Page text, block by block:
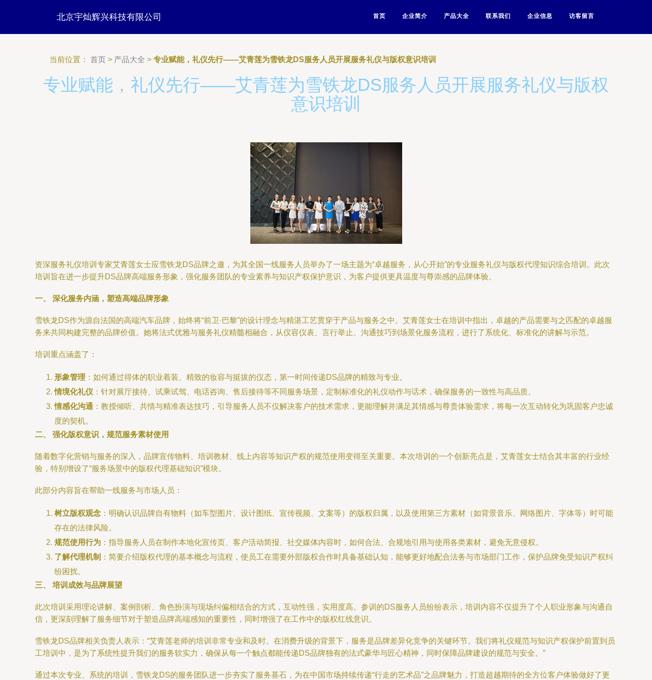
北京宇灿辉兴科技有限公司 首页 企业简介 产品大全 联系我们 企业信息 访客留言
当前位置： 首页 > 产品大全 > 专业赋能，礼仪先行——艾青莲为雪铁龙DS服务人员开展服务礼仪与版权意识培训
专业赋能，礼仪先行——艾青莲为雪铁龙DS服务人员开展服务礼仪与版权
意识培训
资深服务礼仪培训专家艾青莲女士应雪铁龙DS品牌之邀，为其全国一线服务人员举办了一场主题为“卓越服务，从心开始”的专业服务礼仪与版权代理知识综合培训。此次
培训旨在进一步提升DS品牌高端服务形象，强化服务团队的专业素养与知识产权保护意识，为客户提供更具温度与尊崇感的品牌体验。
一、 深化服务内涵，塑造高端品牌形象
雪铁龙DS作为源自法国的高端汽车品牌，始终将“前卫·巴黎”的设计理念与精湛工艺贯穿于产品与服务之中。艾青莲女士在培训中指出，卓越的产品需要与之匹配的卓越服
务来共同构建完整的品牌价值。她将法式优雅与服务礼仪精髓相融合，从仪容仪表、言行举止、沟通技巧到场景化服务流程，进行了系统化、标准化的讲解与示范。
培训重点涵盖了：
形象管理 ：如何通过得体的职业着装、精致的妆容与挺拔的仪态，第一时间传递DS品牌的精致与专业。
情境化礼仪 ：针对展厅接待、试乘试驾、电话咨询、售后接待等不同服务场景，定制标准化的礼仪动作与话术，确保服务的一致性与高品质。
情感化沟通 ：教授倾听、共情与精准表达技巧，引导服务人员不仅解决客户的技术需求，更能理解并满足其情感与尊贵体验需求，将每一次互动转化为巩固客户忠诚
度的契机。
二、 强化版权意识，规范服务素材使用
随着数字化营销与服务的深入，品牌宣传物料、培训教材、线上内容等知识产权的规范使用变得至关重要。本次培训的一个创新亮点是，艾青莲女士结合其丰富的行业经
验，特别增设了“服务场景中的版权代理基础知识”模块。
此部分内容旨在帮助一线服务与市场人员：
树立版权观念 ：明确认识品牌自有物料（如车型图片、设计图纸、宣传视频、文案等）的版权归属，以及使用第三方素材（如背景音乐、网络图片、字体等）时可能
存在的法律风险。
规范使用行为 ：指导服务人员在制作本地化宣传页、客户活动简报、社交媒体内容时，如何合法、合规地引用与使用各类素材，避免无意侵权。
了解代理机制 ：简要介绍版权代理的基本概念与流程，使员工在需要外部版权合作时具备基础认知，能够更好地配合法务与市场部门工作，保护品牌免受知识产权纠
纷困扰。
三、 培训成效与品牌展望
此次培训采用理论讲解、案例剖析、角色扮演与现场纠偏相结合的方式，互动性强，实用度高。参训的DS服务人员纷纷表示，培训内容不仅提升了个人职业形象与沟通自
信，更深刻理解了服务细节对于塑造品牌高端感知的重要性，同时增强了在工作中的版权红线意识。
雪铁龙DS品牌相关负责人表示：“艾青莲老师的培训非常专业和及时。在消费升级的背景下，服务是品牌差异化竞争的关键环节。我们将礼仪规范与知识产权保护前置到员
工培训中，是为了系统性提升我们的服务软实力，确保从每一个触点都能传递DS品牌独有的法式豪华与匠心精神，同时保障品牌建设的规范与安全。”
通过本次专业、系统的培训，雪铁龙DS的服务团队进一步夯实了服务基石，为在中国市场持续传递“行走的艺术品”之品牌魅力，打造超越期待的全方位客户体验做好了更